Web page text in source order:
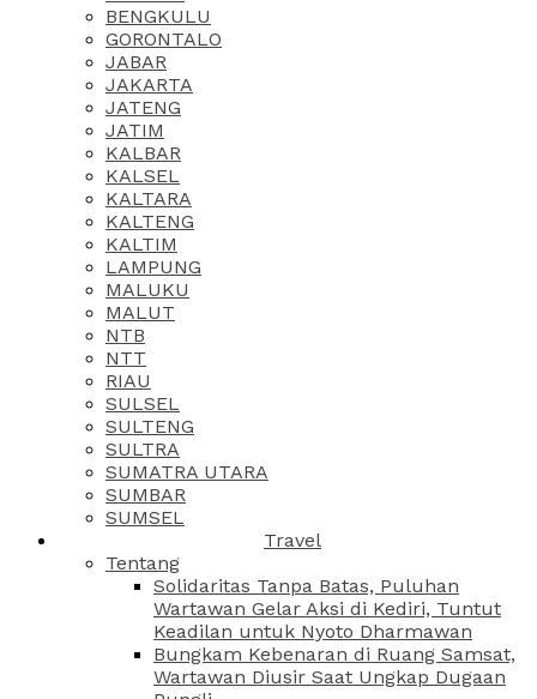
BENGKULU
GORONTALO
JABAR
JAKARTA
JATENG
JATIM
KALBAR
KALSEL
KALTARA
KALTENG
KALTIM
LAMPUNG
MALUKU
MALUT
NTB
NTT
RIAU
SULSEL
SULTENG
SULTRA
SUMATRA UTARA
SUMBAR
SUMSEL
Travel
Tentang
Solidaritas Tanpa Batas, Puluhan
Wartawan Gelar Aksi di Kediri, Tuntut
Keadilan untuk Nyoto Dharmawan
Bungkam Kebenaran di Ruang Samsat,
Wartawan Diusir Saat Ungkap Dugaan